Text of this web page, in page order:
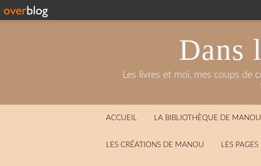
Dans
Les livres et moi, mes coups de
ACCUEIL LA BIBLIOTHÈQUE DE MANOU
LES CRÉATIONS DE MANOU LES